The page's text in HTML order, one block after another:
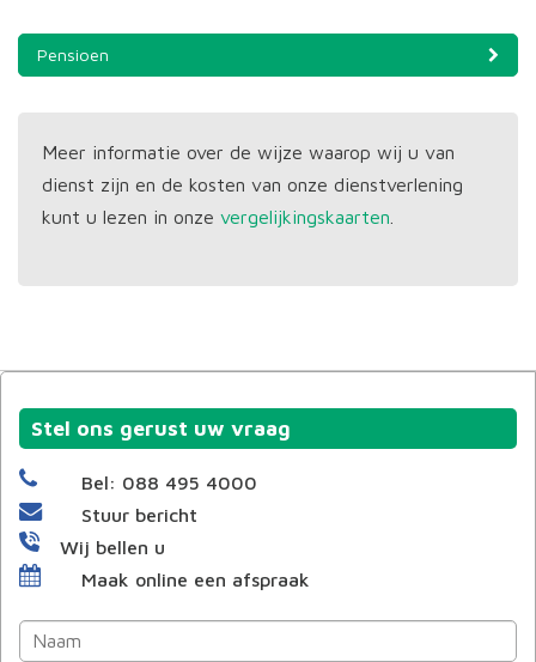
Pensioen
Meer informatie over de wijze waarop wij u van
dienst zijn en de kosten van onze dienstverlening
kunt u lezen in onze vergelijkingskaarten
Stel ons gerust uw vraag
Bel: 088 495 4000
Stuur bericht
Wij bellen u
Maak online een afspraak